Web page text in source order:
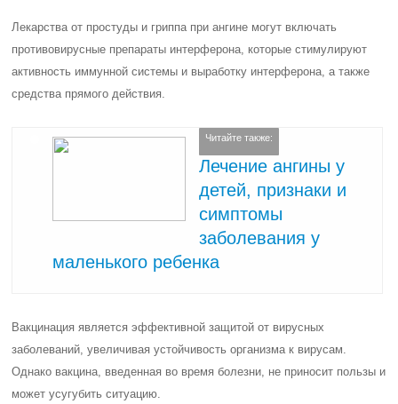
Лекарства от простуды и гриппа при ангине могут включать
противовирусные препараты интерферона, которые стимулируют
активность иммунной системы и выработку интерферона, а также
средства прямого действия.
Читайте также:
Лечение ангины у
детей, признаки и
симптомы
заболевания у
маленького ребенка
Вакцинация является эффективной защитой от вирусных
заболеваний, увеличивая устойчивость организма к вирусам.
Однако вакцина, введенная во время болезни, не приносит пользы и
может усугубить ситуацию.